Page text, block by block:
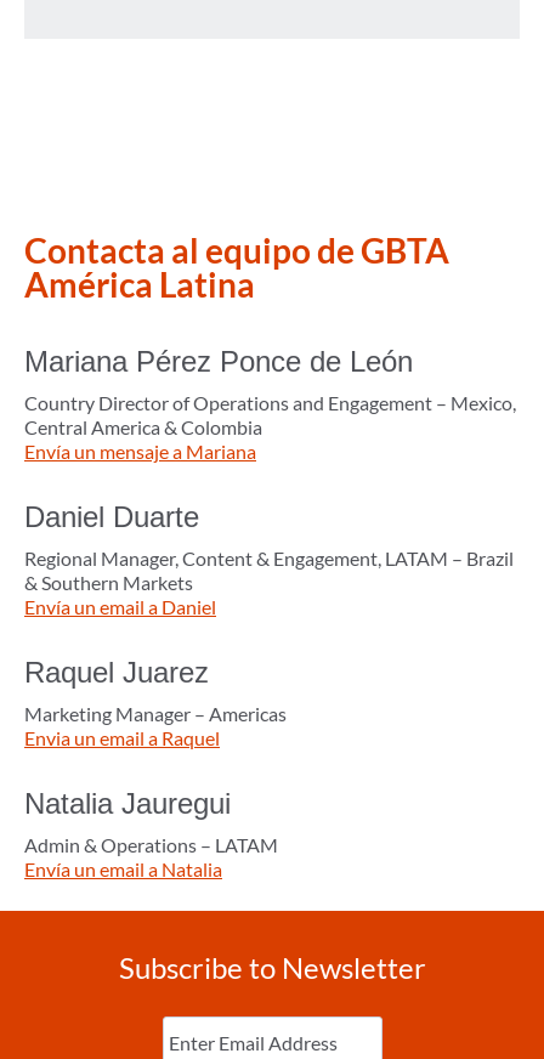
Contacta al equipo de GBTA
América Latina
Mariana Pérez Ponce de León
Country Director of Operations and Engagement – Mexico,
Central America & Colombia
Envía un mensaje a Mariana
Daniel Duarte
Regional Manager, Content & Engagement, LATAM – Brazil
& Southern Markets
Envía un email a Daniel
Raquel Juarez
Marketing Manager – Americas
Envia un email a Raquel
Natalia Jauregui
Admin & Operations – LATAM
Envía un email a Natalia
Subscribe to Newsletter
Enter
Email (Required)